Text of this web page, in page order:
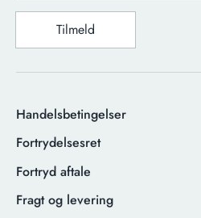
Tilmeld
Handelsbetingelser
Fortrydelsesret
Fortryd aftale
Fragt og levering